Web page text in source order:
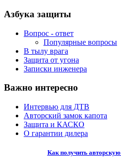
Азбука защиты
Вопрос - ответ
Популярные вопросы
В тылу врага
Защита от угона
Записки инженера
Важно интересно
Интервью для ДТВ
Авторский замок капота
Защита и КАСКО
О гарантии дилера
Как получить